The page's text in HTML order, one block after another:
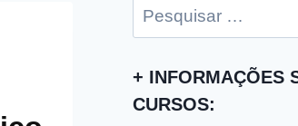
Pesquisar
por:
+ INFORMAÇÕES
CURSOS: